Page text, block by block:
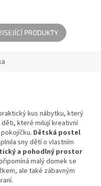
dětské...
PRODUKTY
kus nábytku, který
které milují kreativní
Dětská postel
sny dětí o vlastním
a pohodlný prostor
malý domek se
ale také zábavným